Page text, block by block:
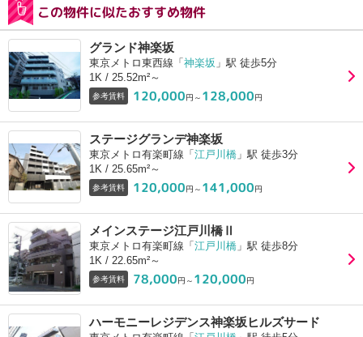
この物件に似たおすすめ物件
グランド神楽坂
東京メトロ東西線「 神楽坂 」駅 徒歩5分
1K / 25.52m²～
参考賃料 120,000円～ 128,000円
ステージグランデ神楽坂
東京メトロ有楽町線「 江戸川橋 」駅 徒歩3分
1K / 25.65m²～
参考賃料 120,000円～ 141,000円
メインステージ江戸川橋Ⅱ
東京メトロ有楽町線「 江戸川橋 」駅 徒歩8分
1K / 22.65m²～
参考賃料 78,000円～ 120,000円
ハーモニーレジデンス神楽坂ヒルズサード